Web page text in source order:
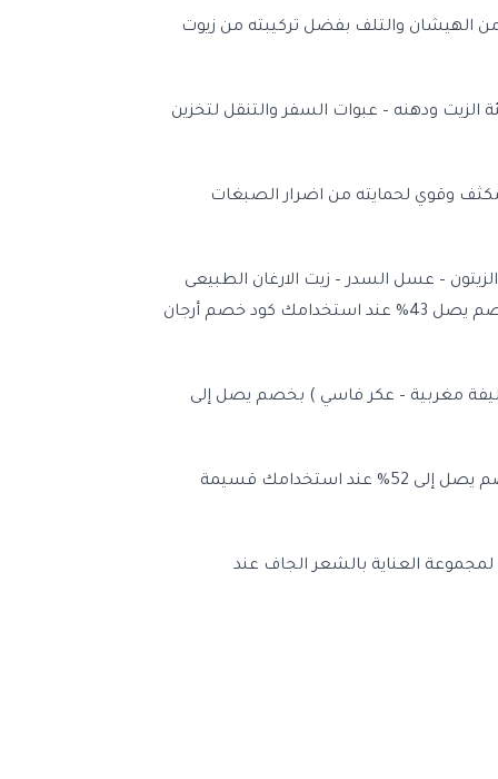
للحفاظ على شعرك من الهيشان والتلف بفضل تركيبته من زيوت
الزيت ودهنه – عبوات السفر والتنقل لتخزين
فى علاج تساقط الشعر وتركه مكثف وقوي لحمايته من اضرار الصبغات
– عسل السدر – زيت الارغان الطبيعى
المحمص – زبدة اللوز بالقهوة العربية – زبدة فول السودانى معمول بالتمر...وغيرها ) من المنتجات التى تعطى اطباقك مذاق أصلى و رائع بخصم يصل 43% عند استخدامك كود خصم أرجان
– ليفة مغربية – عكر فاسي ) بخصم يصل إلى
يقدم لكى متجر ارجان باكيج خصم حصرى على مجموعة العناية والتوريد المكونة من(زيت الأرجان التجميلي – ماء ورد – عكر فاسى الأصلي) بخصم يصل إلى 52% عند استخدامك قسيمة
متجر أرجان باكيج بخصم يصل إلى 34% عند استخدامك بروموكود أرجان باكيج34% ، بالأضافة لمجموعة العناية بالشعر الجاف عند